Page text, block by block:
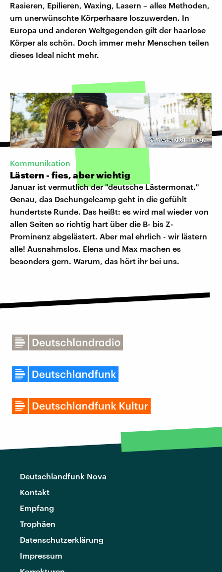
Rasieren, Epilieren, Waxing, Lasern – alles Methoden,
um unerwünschte Körperhaare loszuwerden. In
Europa und anderen Weltgegenden gilt der haarlose
Körper als schön. Doch immer mehr Menschen teilen
dieses Ideal nicht mehr.
©Westend 61 | imago
Kommunikation
Lästern - fies, aber wichtig
Januar ist vermutlich der "deutsche Lästermonat."
Genau, das Dschungelcamp geht in die gefühlt
hundertste Runde. Das heißt: es wird mal wieder von
allen Seiten so richtig hart über die B- bis Z-
Prominenz abgelästert. Aber mal ehrlich - wir lästern
alle! Ausnahmslos. Elena und Max machen es
besonders gern. Warum, das hört ihr bei uns.
Deutschlandfunk Nova
Kontakt
Empfang
Trophäen
Datenschutzerklärung
Impressum